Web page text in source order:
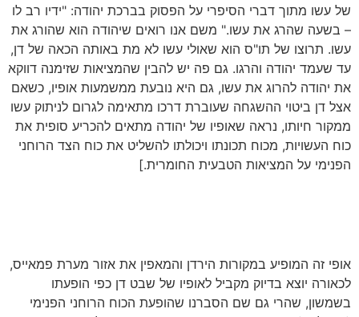
של עשו מתוך דברי הסיפרי על הפסוק בברכת יהודה: "ידיו רב לו
– בשעה שהרג את עשו." משם אנו רואים שיהודה הוא שהורג את
עשו. תרוצו של תו"ס הוא שאולי עשו לא מת באותה הכאה של דן,
עד שעמד יהודה והרגו. גם פה יש להבין שהמציאות שזימנה דווקא
את יהודה להרוג את עשו, גם היא נובעת ממשמעות אופיו, כשאם
אצל דן ביטוי ההשגחה שעוברת דרכו מתאימה לגרום לניתוק עשו
ממקור חיותו, נראה שאופיו של יהודה מתאים להכריע סופית את
כוח העשויות, מכוח תכונתו ויכולתו להשליט את כוח הצד הרוחני
הפנימי על המציאות הטבעית החומרית.]
אופי זה המופיע במקורות הירדן והמאפין את אזור מערת פמאייס,
לכאורה יוצא בדיוק מקביל לאופיו של שבט דן כפי הופעתו
בשמשון, שהרי גם שם הסברנו שהופעת הכוח הרוחני הפנימי